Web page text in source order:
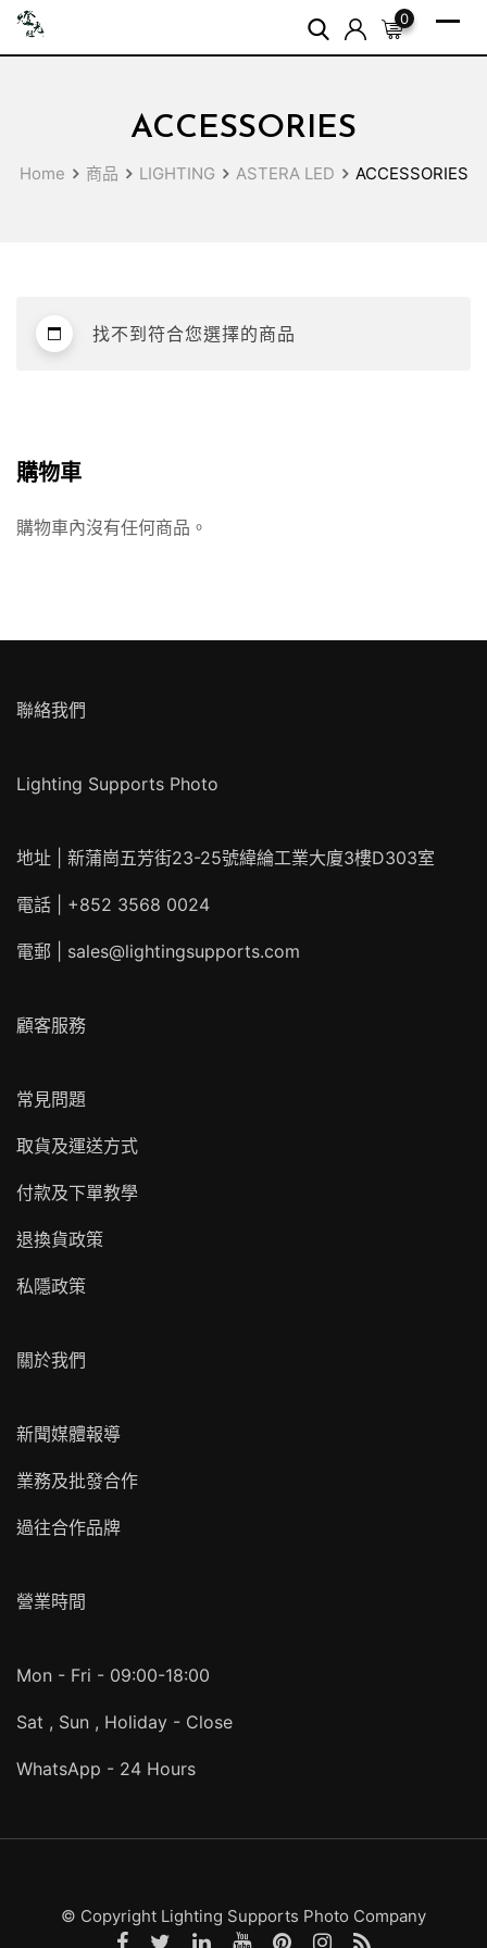
Skip
0
ACCESSORIES
Home 商品 LIGHTING ASTERA LED ACCESSORIES
找不到符合您選擇的商品
購物車
購物車內沒有任何商品。
聯絡我們
Lighting Supports Photo
地址 | 新蒲崗五芳街23-25號緯綸工業大廈3樓D303室
電話 | +852 3568 0024
電郵 | sales@lightingsupports.com
顧客服務
常見問題
取貨及運送方式
付款及下單教學
退換貨政策
私隱政策
關於我們
新聞媒體報導
業務及批發合作
過往合作品牌
營業時間
Mon - Fri - 09:00-18:00
Sat , Sun , Holiday - Close
WhatsApp - 24 Hours
© Copyright Lighting Supports Photo Company